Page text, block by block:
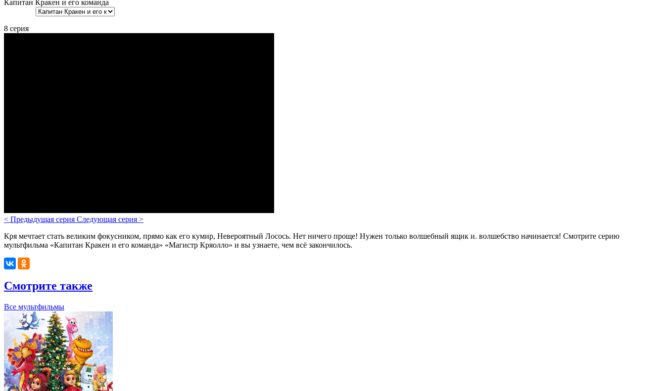
Капитан Кракен и его команда
8 серия
< Предыдущая серия Следующая серия >
Кря мечтает стать великим фокусником, прямо как его кумир, Невероятный Лосось. Нет ничего проще! Нужен только волшебный ящик и. волшебство начинается! Смотрите серию
мультфильма «Капитан Кракен и его команда» «Магистр Кряолло» и вы узнаете, чем всё закончилось.
Смотрите также
Все мультфильмы